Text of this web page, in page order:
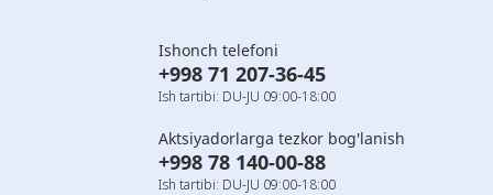
Ishonch telefoni
+998 71 207-36-45
Ish tartibi: DU-JU 09:00-18:00
Aktsiyadorlarga tezkor bog'lanish
+998 78 140-00-88
Ish tartibi: DU-JU 09:00-18:00